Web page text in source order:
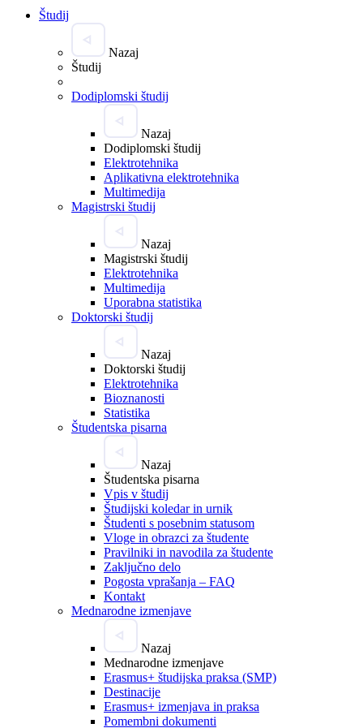
Študij
Nazaj
Študij
Dodiplomski študij
Nazaj
Dodiplomski študij
Elektrotehnika
Aplikativna elektrotehnika
Multimedija
Magistrski študij
Nazaj
Magistrski študij
Elektrotehnika
Multimedija
Uporabna statistika
Doktorski študij
Nazaj
Doktorski študij
Elektrotehnika
Bioznanosti
Statistika
Študentska pisarna
Nazaj
Študentska pisarna
Vpis v študij
Študijski koledar in urnik
Študenti s posebnim statusom
Vloge in obrazci za študente
Pravilniki in navodila za študente
Zaključno delo
Pogosta vprašanja – FAQ
Kontakt
Mednarodne izmenjave
Nazaj
Mednarodne izmenjave
Erasmus+ študijska praksa (SMP)
Destinacije
Erasmus+ izmenjava in praksa
Pomembni dokumenti